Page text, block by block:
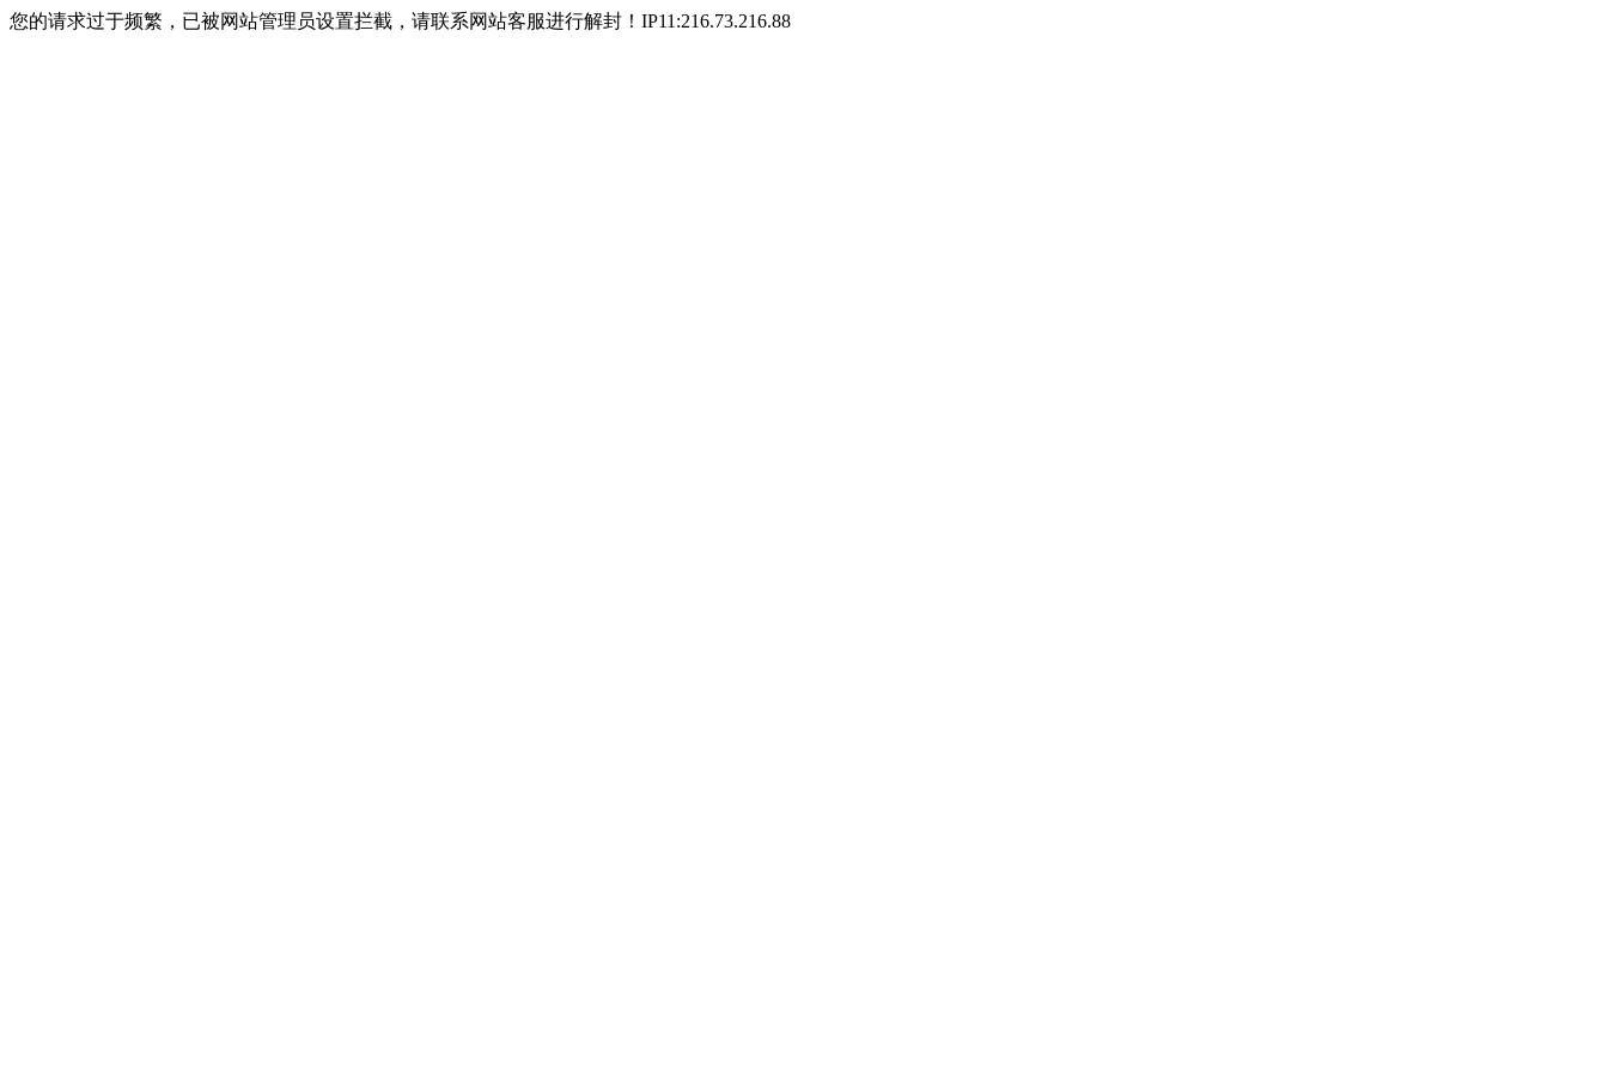
您的请求过于频繁，已被网站管理员设置拦截，请联系网站客服进行解封！IP11:216.73.216.88